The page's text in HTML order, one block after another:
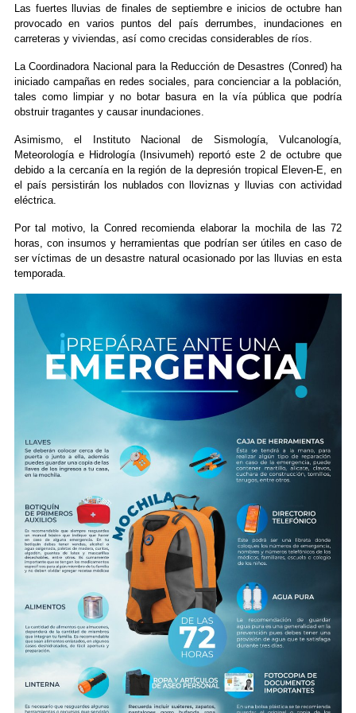
Las fuertes lluvias de finales de septiembre e inicios de octubre han
provocado en varios puntos del país derrumbes, inundaciones en
carreteras y viviendas, así como crecidas considerables de ríos.
La Coordinadora Nacional para la Reducción de Desastres (Conred) ha
iniciado campañas en redes sociales, para concienciar a la población,
tales como limpiar y no botar basura en la vía pública que podría
obstruir tragantes y causar inundaciones.
Asimismo, el Instituto Nacional de Sismología, Vulcanología,
Meteorología e Hidrología (Insivumeh) reportó este 2 de octubre que
debido a la cercanía en la región de la depresión tropical Eleven-E, en
el país persistirán los nublados con lloviznas y lluvias con actividad
eléctrica.
Por tal motivo, la Conred recomienda elaborar la mochila de las 72
horas, con insumos y herramientas que podrían ser útiles en caso de
ser víctimas de un desastre natural ocasionado por las lluvias en esta
temporada.